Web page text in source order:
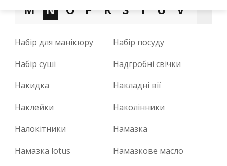
M
N O P R S T U V W
Набір для манікюру
Набір посуду
Набір суші
Надгробні свічки
Накидка
Накладні вії
Наклейки
Наколінники
Налокітники
Намазка
Намазка lotus
Намазкове масло